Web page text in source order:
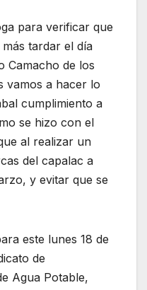
para verificar que
tardar el día
Camacho de los
vamos a hacer lo
cumplimiento a
se hizo con el
al realizar un
del capalac a
y evitar que se
este lunes 18 de
de
Agua Potable,